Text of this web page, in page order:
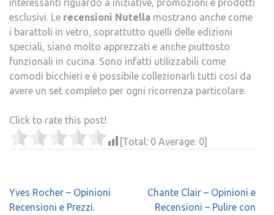
interessanti riguardo a iniziative, promozioni e prodotti
esclusivi. Le recensioni Nutella mostrano anche come
i barattoli in vetro, soprattutto quelli delle edizioni
speciali, siano molto apprezzati e anche piuttosto
funzionali in cucina. Sono infatti utilizzabili come
comodi bicchieri e è possibile collezionarli tutti così da
avere un set completo per ogni ricorrenza particolare.
Click to rate this post!
[Total: 0 Average: 0]
Navigazione
articoli
Yves Rocher – Opinioni
Recensioni e Prezzi.
Chante Clair – Opinioni e
Recensioni – Pulire con